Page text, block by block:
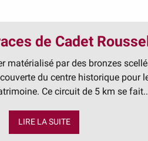
de Cadet
matérialisé par des bronzes
du centre historique pour
Ce circuit de 5 km se
LIRE LA SUITE